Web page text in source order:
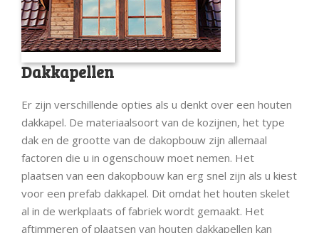
Dakkapellen
Er zijn verschillende opties als u denkt over een houten
dakkapel. De materiaalsoort van de kozijnen, het type
dak en de grootte van de dakopbouw zijn allemaal
factoren die u in ogenschouw moet nemen. Het
plaatsen van een dakopbouw kan erg snel zijn als u kiest
voor een prefab dakkapel. Dit omdat het houten skelet
al in de werkplaats of fabriek wordt gemaakt. Het
aftimmeren of plaatsen van houten dakkapellen kan